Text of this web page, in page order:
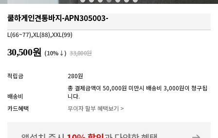
쿨하게인견통바지-APN305003-
L(66~77),XL(88),XXL(99)
30,500원 (10%↓) 33,800원
적립금 280원
배송비
총 결제금액이 50,000원 미만시 배송비 3,000원이 청구됩
니다.
카드혜택
무이자 할부 혜택보기 >